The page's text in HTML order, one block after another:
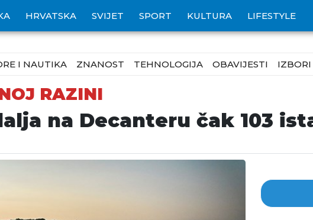
HRVATSKA SVIJET SPORT KULTURA LIFESTYLE
I NAUTIKA ZNANOST TEHNOLOGIJA OBAVIJESTI IZBORI
RAZINI
na Decanteru čak 103